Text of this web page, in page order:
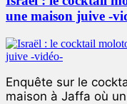
une maison juive -
Enquête sur le
maison à Jaffa où